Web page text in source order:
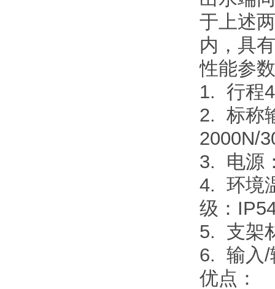
于上述
内，具
性能参
1. 行程
2. 标称
2000N/
3. 电源
4. 环境
级：
5. 支架
6. 输入/
优点：